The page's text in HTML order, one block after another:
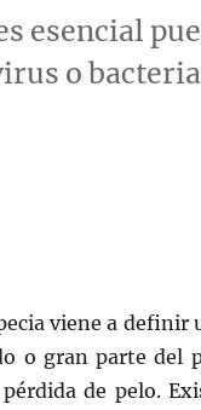
esencial
o
viene a definir
o gran parte del
de pelo.